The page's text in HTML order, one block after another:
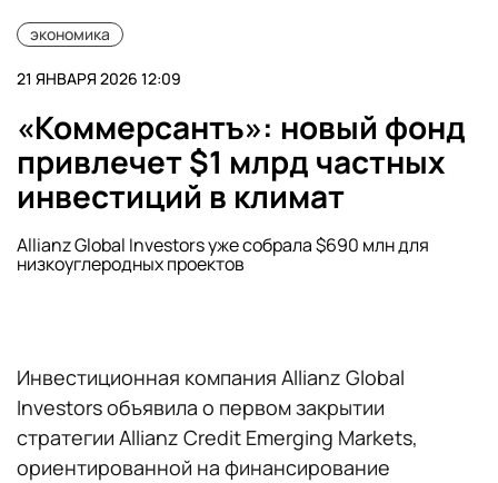
экономика
21 ЯНВАРЯ 2026 12:09
«Коммерсантъ»: новый фонд
привлечет $1 млрд частных
инвестиций в климат
Allianz Global Investors уже собрала $690 млн для
низкоуглеродных проектов
Инвестиционная компания Allianz Global
Investors объявила о первом закрытии
стратегии Allianz Credit Emerging Markets,
ориентированной на финансирование